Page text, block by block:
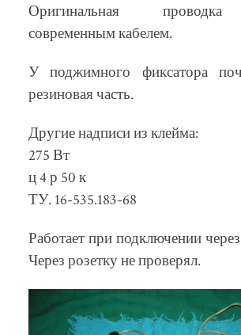
Оригинальная
современным кабелем.
У поджимного фиксатора
резиновая часть.
Другие надписи из клейма:
275 Вт
ц 4 р 50 к
ТУ. 16-535.183-68
Работает при подключении
Через розетку не проверял.